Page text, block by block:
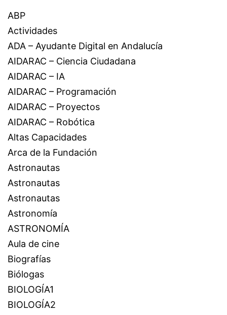
ABP
Actividades
ADA – Ayudante Digital en Andalucía
AIDARAC – Ciencia Ciudadana
AIDARAC – IA
AIDARAC – Programación
AIDARAC – Proyectos
AIDARAC – Robótica
Altas Capacidades
Arca de la Fundación
Astronautas
Astronautas
Astronautas
Astronomía
ASTRONOMÍA
Aula de cine
Biografías
Biólogas
BIOLOGÍA1
BIOLOGÍA2